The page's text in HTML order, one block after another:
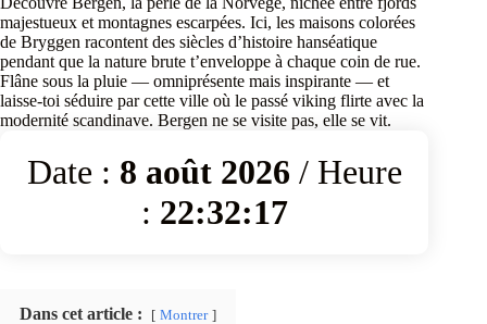
majestueux et montagnes escarpées. Ici, les maisons colorées
de Bryggen racontent des siècles d’histoire hanséatique
pendant que la nature brute t’enveloppe à chaque coin de rue.
Flâne sous la pluie — omniprésente mais inspirante — et
laisse-toi séduire par cette ville où le passé viking flirte avec la
modernité scandinave. Bergen ne se visite pas, elle se vit.
Date : 8 août 2026 / Heure
: 22:32:17
Dans cet article : Montrer